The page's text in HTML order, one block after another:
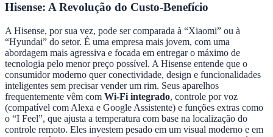
Hisense: A Revolução do Custo-Benefício
A Hisense, por sua vez, pode ser comparada à “Xiaomi” ou à
“Hyundai” do setor. É uma empresa mais jovem, com uma
abordagem mais agressiva e focada em entregar o máximo de
tecnologia pelo menor preço possível. A Hisense entende que o
consumidor moderno quer conectividade, design e funcionalidades
inteligentes sem precisar vender um rim. Seus aparelhos
frequentemente vêm com Wi-Fi integrado, controle por voz
(compatível com Alexa e Google Assistente) e funções extras como
o “I Feel”, que ajusta a temperatura com base na localização do
controle remoto. Eles investem pesado em um visual moderno e em